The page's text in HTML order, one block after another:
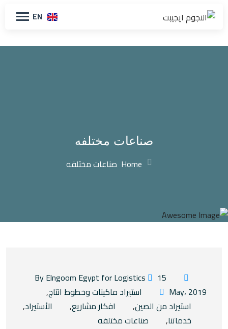
EN
صناعات مختلفه
Home صناعات مختلفه
15
May، 2019
استيراد ماكينات وخطوط انتاج,
استيراد من الصين, افكار مشاريع, الأستيراد,
خدماتنا, صناعات مختلفه